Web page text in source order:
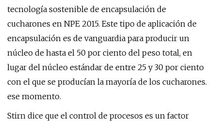
tecnología sostenible de encapsulación de
cucharones en NPE 2015. Este tipo de aplicación de
encapsulación es de vanguardia para producir un
núcleo de hasta el 50 por ciento del peso total, en
lugar del núcleo estándar de entre 25 y 30 por ciento
con el que se producían la mayoría de los cucharones.
ese momento.
Stirn dice que el control de procesos es un factor